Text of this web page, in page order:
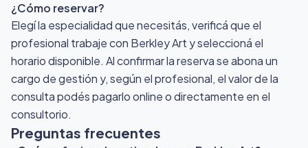
¿Cómo reservar?
Elegí la especialidad que necesitás, verificá que el
profesional trabaje con Berkley Art y seleccioná el
horario disponible. Al confirmar la reserva se abona un
cargo de gestión y, según el profesional, el valor de la
consulta podés pagarlo online o directamente en el
consultorio.
Preguntas frecuentes